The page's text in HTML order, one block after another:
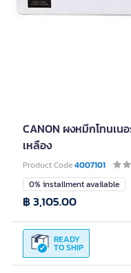
CANON ผงหมึกโทนเน
เหลือง
Product Code4007101
0% installment available
READY
TO SHIP
฿ 3,105.00